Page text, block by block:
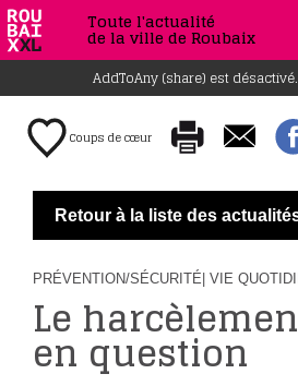
Toute l'actualité
de la ville de Roubaix
AddToAny (share) est désactivé.
Coups de cœur
Retour à la liste des
PRÉVENTION/SÉCURITÉ | VIE
Le
en question